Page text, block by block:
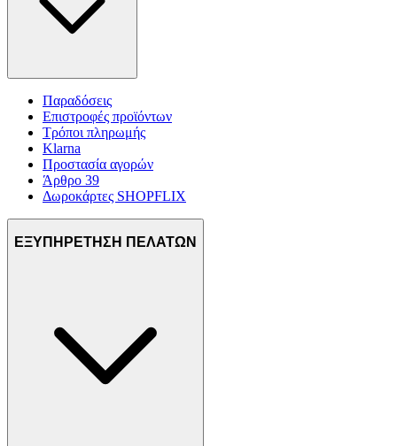
Παραδόσεις
Επιστροφές προϊόντων
Τρόποι πληρωμής
Klarna
Προστασία αγορών
Άρθρο 39
Δωροκάρτες SHOPFLIX
ΕΞΥΠΗΡΕΤΗΣΗ ΠΕΛΑΤΩΝ